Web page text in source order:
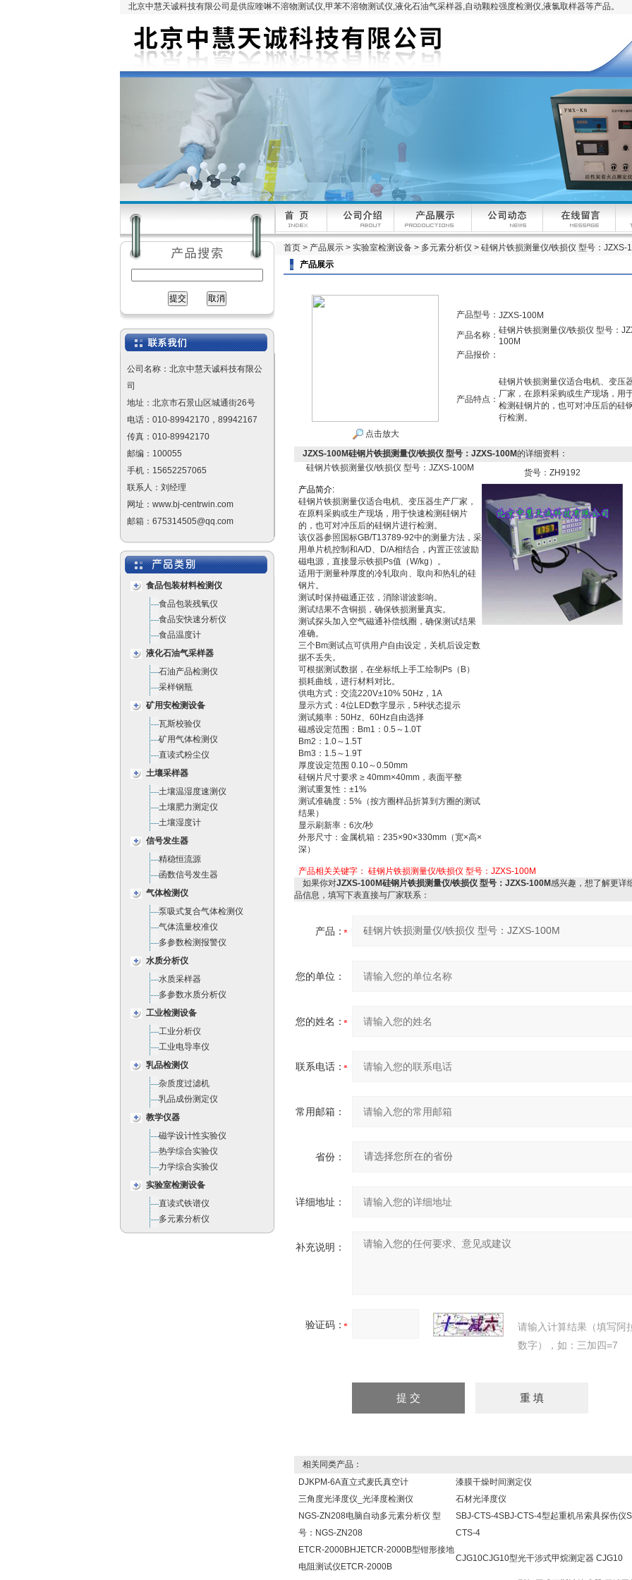
北京中慧天诚科技有限公司是供应喹啉不溶物测试仪,甲苯不溶物测试仪,液化石油气采样器,自动颗粒强度检测仪,液氯取样器等产品。
公司名称：北京中慧天诚科技有限公
司
地址：北京市石景山区城通街26号
电话：010-89942170，89942167
传真：010-89942170
邮编：100055
手机：15652257065
联系人：刘经理
网址：www.bj-centrwin.com
邮箱：675314505@qq.com
食品包装材料检测仪
食品包装残氧仪
食品安快速分析仪
食品温度计
液化石油气采样器
石油产品检测仪
采样钢瓶
矿用安检测设备
瓦斯校验仪
矿用气体检测仪
直读式粉尘仪
土壤采样器
土壤温湿度速测仪
土壤肥力测定仪
土壤湿度计
信号发生器
精稳恒流源
函数信号发生器
气体检测仪
泵吸式复合气体检测仪
气体流量校准仪
多参数检测报警仪
水质分析仪
水质采样器
多参数水质分析仪
工业检测设备
工业分析仪
工业电导率仪
乳品检测仪
杂质度过滤机
乳品成份测定仪
教学仪器
磁学设计性实验仪
热学综合实验仪
力学综合实验仪
实验室检测设备
直读式铁谱仪
多元素分析仪
首页 > 产品展示 > 实验室检测设备 > 多元素分析仪 > 硅钢片铁损测量仪/铁损仪 型号：JZXS-
产品展示
点击放大
产品型号： JZXS-100M
产品名称： 硅钢片铁损测量仪/铁损仪 型号：
100M
产品报价：
产品特点：
硅钢片铁损测量仪适合电机、变压
厂家，在原料采购或生产现场，用
检测硅钢片的，也可对冲压后的硅
行检测。
JZXS-100M硅钢片铁损测量仪/铁损仪 型号：JZXS-100M的详细资料：
硅钢片铁损测量仪/铁损仪 型号：JZXS-100M
货号：ZH9192
产品简介:
硅钢片铁损测量仪适合电机、变压器生产厂家，
在原料采购或生产现场，用于快速检测硅钢片
的，也可对冲压后的硅钢片进行检测。
该仪器参照国标GB/T13789-92中的测量方法，采
用单片机控制和A/D、D/A相结合，内置正弦波励
磁电源，直接显示铁损Ps值（W/kg）。
适用于测量种厚度的冷轧取向、取向和热轧的硅
钢片。
测试时保持磁通正弦，消除谐波影响。
测试结果不含铜损，确保铁损测量真实。
测试探头加入空气磁通补偿线圈，确保测试结果
准确。
三个Bm测试点可供用户自由设定，关机后设定数
据不丢失。
可根据测试数据，在坐标纸上手工绘制Ps（B）
损耗曲线，进行材料对比。
供电方式：交流220V±10% 50Hz，1A
显示方式：4位LED数字显示，5种状态提示
测试频率：50Hz、60Hz自由选择
磁感设定范围：Bm1：0.5～1.0T
Bm2：1.0～1.5T
Bm3：1.5～1.9T
厚度设定范围 0.10～0.50mm
硅钢片尺寸要求 ≥ 40mm×40mm，表面平整
测试重复性：±1%
测试准确度：5%（按方圈样品折算到方圈的测试
结果）
显示刷新率：6次/秒
外形尺寸：金属机箱：235×90×330mm（宽×高×
深）
产品相关关键字： 硅钢片铁损测量仪/铁损仪 型号：JZXS-100M
如果你对JZXS-100M硅钢片铁损测量仪/铁损仪 型号：JZXS-100M感兴趣，想了解更详
品信息，填写下表直接与厂家联系：
产品：
您的单位：
您的姓名：
联系电话：
常用邮箱：
省份：
详细地址：
补充说明：
验证码：
请输入计算结果（填写阿
数字），如：三加四=7
相关同类产品：
DJKPM-6A直立式麦氏真空计
漆膜干燥时间测定仪
三角度光泽度仪_光泽度检测仪
石材光泽度仪
NGS-ZN208电脑自动多元素分析仪 型
号：NGS-ZN208
SBJ-CTS-4SBJ-CTS-4型起重机吊索具探伤仪
CTS-4
ETCR-2000BHJETCR-2000B型钳形接地
电阻测试仪ETCR-2000B
CJG10CJG10型光干涉式甲烷测定器 CJG10